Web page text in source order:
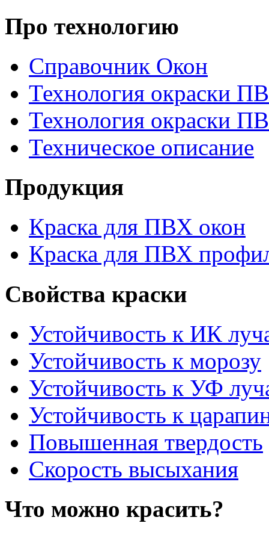
Про технологию
Справочник Окон
Технология окраски
Технология окраски
Техническое описание
Продукция
Краска для ПВХ окон
Краска для ПВХ
Свойства краски
Устойчивость к ИК
Устойчивость к морозу
Устойчивость к УФ
Устойчивость к
Повышенная твердость
Скорость высыхания
Что можно красить?